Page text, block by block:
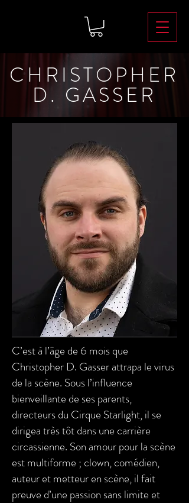
CHRISTOPHER
D. GASSER
C’est à l’âge de 6 mois que
Christopher D. Gasser attrapa le virus
de la scène. Sous l’influence
bienveillante de ses parents,
directeurs du Cirque Starlight, il se
dirigea très tôt dans une carrière
circassienne. Son amour pour la scène
est multiforme ; clown, comédien,
auteur et metteur en scène, il fait
preuve d’une passion sans limite et